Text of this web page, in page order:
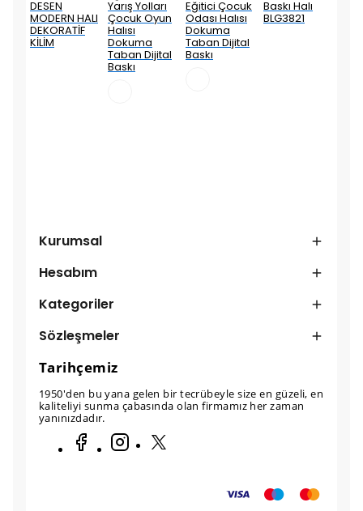
DESEN
MODERN HALI
DEKORATİF
KİLİM
Yarış Yolları
Çocuk Oyun
Halısı
Dokuma
Taban Dijital
Baskı
Eğitici Çocuk
Odası Halısı
Dokuma
Taban Dijital
Baskı
Baskı Halı
BLG3821
Kurumsal
Hesabım
Kategoriler
Sözleşmeler
Tarihçemiz
1950'den bu yana gelen bir tecrübeyle size en güzeli, en
kaliteliyi sunma çabasında olan firmamız her zaman
yanınızdadır.